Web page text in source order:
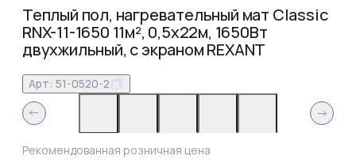
Теплый пол, нагревательный мат Classic
RNX-11-1650 11м², 0,5х22м, 1650Вт
двухжильный, с экраном REXANT
Арт: 51-0520-2
Рекомендованная розничная цена